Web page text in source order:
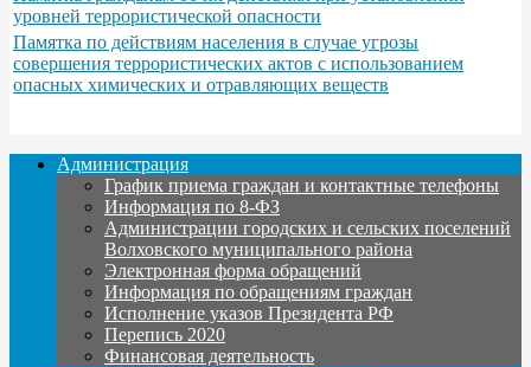
уровней террористической опасности
Памятка по действиям населения в случае угрозы
совершения террористических актов с использованием
опасных химических и отравляющих веществ
Администрация
График приема граждан и контактные телефоны
Информация по 8-ФЗ
Администрации городских и сельских поселений
Волховского муниципального района
Электронная форма обращений
Информация по обращениям граждан
Исполнение указов Президента РФ
Перепись 2020
Финансовая деятельность